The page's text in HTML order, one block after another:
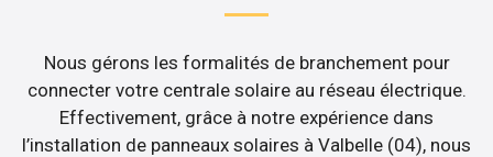
Nous gérons les formalités de branchement pour
connecter votre centrale solaire au réseau électrique.
Effectivement, grâce à notre expérience dans
l’installation de panneaux solaires à Valbelle (04), nous